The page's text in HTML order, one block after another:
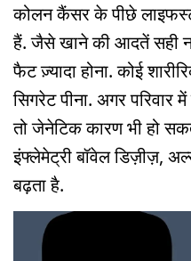
कोलन कैंसर के पीछे
हैं. जैसे खाने की आदतें सही
फैट ज़्यादा होना. कोई
सिगरेट पीना. अगर
तो जेनेटिक कारण भी हो
इंफ्लेमेट्री बॉवेल डिज़ीज़,
बढ़ता है.